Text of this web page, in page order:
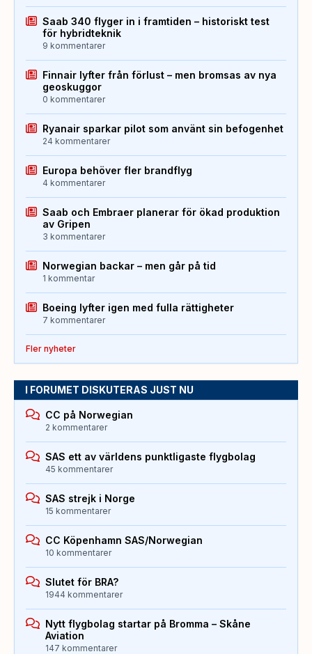
Saab 340 flyger in i framtiden – historiskt test
för hybridteknik
9 kommentarer
Finnair lyfter från förlust – men bromsas av nya
geoskuggor
0 kommentarer
Ryanair sparkar pilot som använt sin befogenhet
24 kommentarer
Europa behöver fler brandflyg
4 kommentarer
Saab och Embraer planerar för ökad produktion
av Gripen
3 kommentarer
Norwegian backar – men går på tid
1 kommentar
Boeing lyfter igen med fulla rättigheter
7 kommentarer
Fler nyheter
I FORUMET DISKUTERAS JUST NU
CC på Norwegian
2 kommentarer
SAS ett av världens punktligaste flygbolag
45 kommentarer
SAS strejk i Norge
15 kommentarer
CC Köpenhamn SAS/Norwegian
10 kommentarer
Slutet för BRA?
1944 kommentarer
Nytt flygbolag startar på Bromma – Skåne
Aviation
147 kommentarer